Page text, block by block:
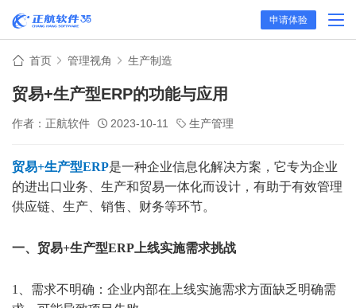
申请体验
首页 管理视角 生产制造
贸易+生产型ERP的功能与应用
作者：正航软件 2023-10-11 生产管理
贸易+生产型ERP是一种企业信息化解决方案，它专为企业
的进出口业务、生产和贸易一体化而设计，有助于有效管理
供应链、生产、销售、财务等环节。
一、贸易+生产型ERP上线实施需求挑战
1、需求不明确：企业内部在上线实施需求方面缺乏明确需